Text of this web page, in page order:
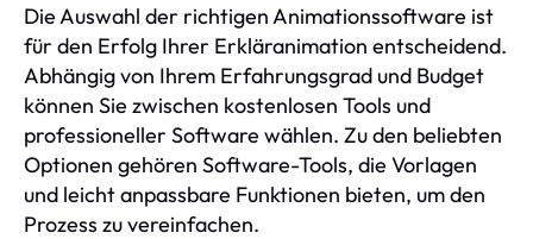
Die Auswahl der richtigen Animationssoftware ist
für den Erfolg Ihrer Erkläranimation entscheidend.
Abhängig von Ihrem Erfahrungsgrad und Budget
können Sie zwischen kostenlosen Tools und
professioneller Software wählen. Zu den beliebten
Optionen gehören Software-Tools, die Vorlagen
und leicht anpassbare Funktionen bieten, um den
Prozess zu vereinfachen.